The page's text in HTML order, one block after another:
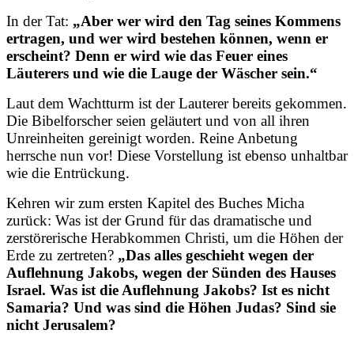
In der Tat: „Aber wer wird den Tag seines Kommens
ertragen, und wer wird bestehen können, wenn er
erscheint? Denn er wird wie das Feuer eines
Läuterers und wie die Lauge der Wäscher sein.“
Laut dem Wachtturm ist der Lauterer bereits gekommen.
Die Bibelforscher seien geläutert und von all ihren
Unreinheiten gereinigt worden. Reine Anbetung
herrsche nun vor! Diese Vorstellung ist ebenso unhaltbar
wie die Entrückung.
Kehren wir zum ersten Kapitel des Buches Micha
zurück: Was ist der Grund für das dramatische und
zerstörerische Herabkommen Christi, um die Höhen der
Erde zu zertreten? „Das alles geschieht wegen der
Auflehnung Jakobs, wegen der Sünden des Hauses
Israel. Was ist die Auflehnung Jakobs? Ist es nicht
Samaria? Und was sind die Höhen Judas? Sind sie
nicht Jerusalem?